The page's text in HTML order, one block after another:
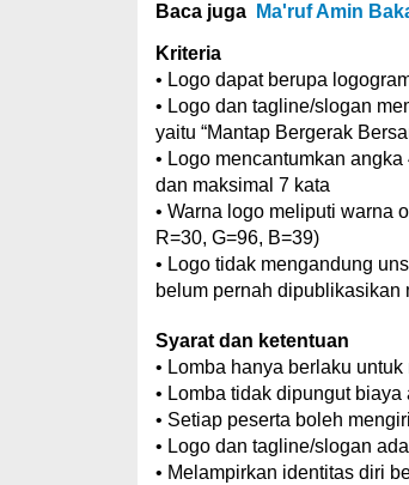
Baca juga Ma'ruf Amin
Kriteria
• Logo dapat berupa
• Logo dan tagline/slogan
yaitu “Mantap Bergerak
• Logo mencantumkan
dan maksimal 7 kata
• Warna logo meliputi warna
R=30, G=96, B=39)
• Logo tidak mengandung
belum pernah dipublikasikan
Syarat dan ketentuan
• Lomba hanya berlaku
• Lomba tidak dipungut biaya
• Setiap peserta boleh
• Logo dan tagline/slogan
• Melampirkan identitas diri